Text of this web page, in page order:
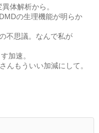
体解析から。
の生理機能が明らか
不思議。なんで私が
加速。
んもういい加減にして。